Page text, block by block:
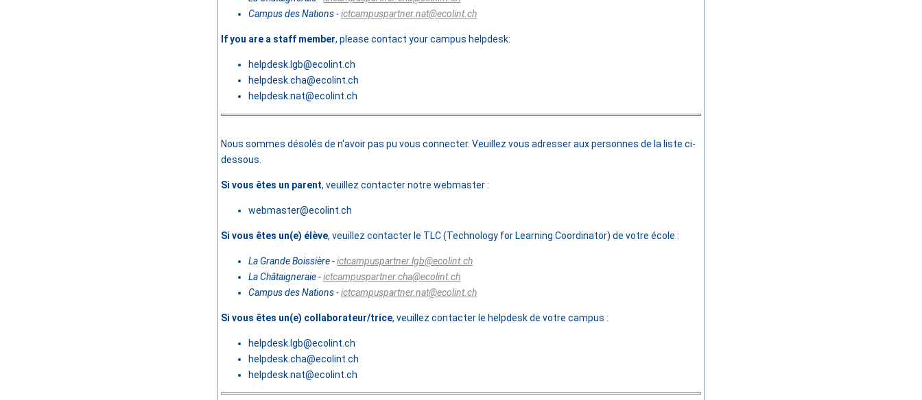
Campus des Nations -ictcampuspartner.nat@ecolint.ch
If you are a staff member, please contact your campus helpdesk:
helpdesk.lgb@ecolint.ch
helpdesk.cha@ecolint.ch
helpdesk.nat@ecolint.ch
Nous sommes désolés de n'avoir pas pu vous connecter. Veuillez vous adresser aux personnes de la liste ci-
dessous.
Si vous êtes un parent, veuillez contacter notre webmaster :
webmaster@ecolint.ch
Si vous êtes un(e) élève, veuillez contacter le TLC (Technology for Learning Coordinator) de votre école :
La Grande Boissière -ictcampuspartner.lgb@ecolint.ch
La Châtaigneraie -ictcampuspartner.cha@ecolint.ch
Campus des Nations -ictcampuspartner.nat@ecolint.ch
Si vous êtes un(e) collaborateur/trice, veuillez contacter le helpdesk de votre campus :
helpdesk.lgb@ecolint.ch
helpdesk.cha@ecolint.ch
helpdesk.nat@ecolint.ch